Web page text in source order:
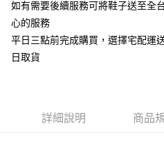
如有需要後續服務可將鞋子送至全
心的服務
平日三點前完成購買，選擇宅配運
日取貨
詳細說明 商品